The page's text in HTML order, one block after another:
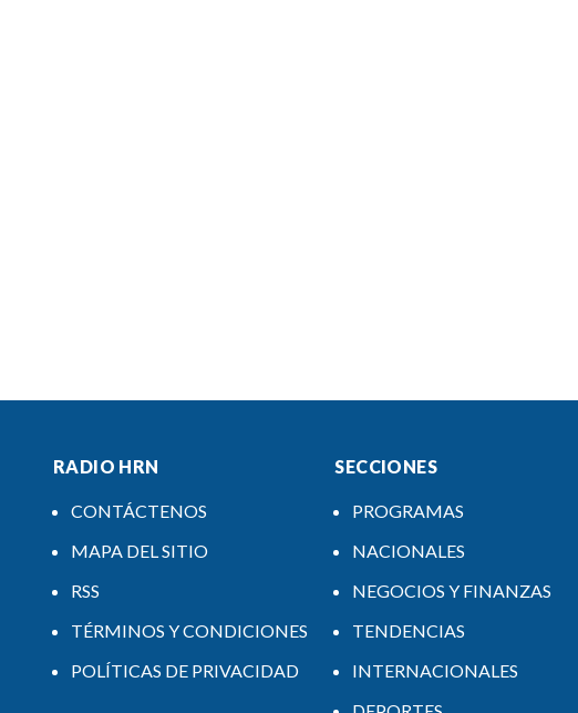
RADIO HRN
CONTÁCTENOS
MAPA DEL SITIO
RSS
TÉRMINOS Y CONDICIONES
POLÍTICAS DE PRIVACIDAD
SECCIONES
PROGRAMAS
NACIONALES
NEGOCIOS Y FINANZAS
TENDENCIAS
INTERNACIONALES